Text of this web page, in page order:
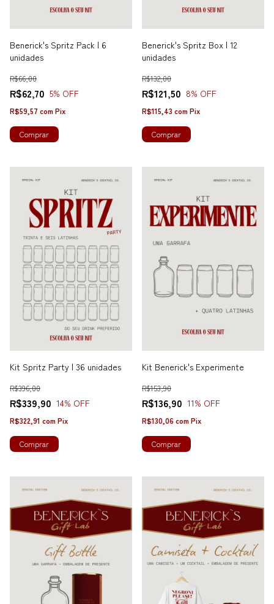
Benerick's Spritz Pack | 6
unidades
R$62,70
R$66,00
5% OFF
R$59,57 com Pix
Comprar
Benerick's Spritz Box | 12
unidades
R$121,50
R$132,00
8% OFF
R$115,43 com Pix
Comprar
Kit Spritz Party | 36 unidades
R$339,90
R$396,00
14% OFF
R$322,91 com Pix
Comprar
Kit Benerick's Experimente
R$136,90
R$153,90
11% OFF
R$130,06 com Pix
Comprar